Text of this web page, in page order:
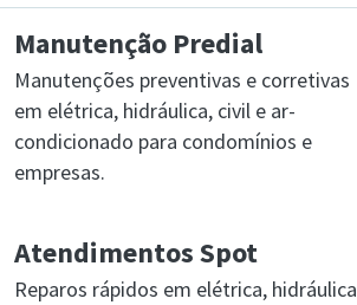
Manutenção Predial
Manutenções preventivas e corretivas
em elétrica, hidráulica, civil e ar-
condicionado para condomínios e
empresas.
Atendimentos Spot
Reparos rápidos em elétrica, hidráulica